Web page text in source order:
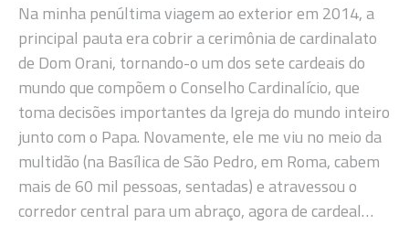
Na minha penúltima viagem ao exterior em 2014, a
principal pauta era cobrir a cerimônia de cardinalato
de Dom Orani, tornando-o um dos sete cardeais do
mundo que compõem o Conselho Cardinalício, que
toma decisões importantes da Igreja do mundo inteiro
junto com o Papa. Novamente, ele me viu no meio da
multidão (na Basílica de São Pedro, em Roma, cabem
mais de 60 mil pessoas, sentadas) e atravessou o
corredor central para um abraço, agora de cardeal…